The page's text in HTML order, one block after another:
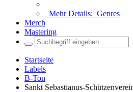
Mehr Details: Genres
Merch
Mastering
Startseite
Labels
B-Ton
Sankt Sebastianus-